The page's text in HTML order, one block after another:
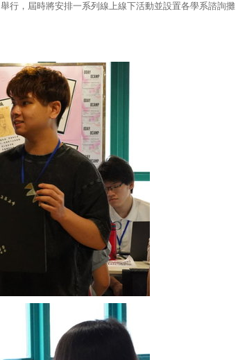
行，屆時將安排一系列線上線下活動並設置各學系諮詢攤